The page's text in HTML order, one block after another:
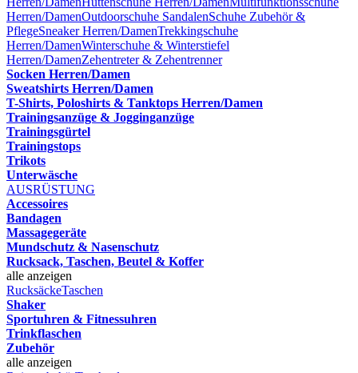
Herren/DamenOutdoorschuhe SandalenSchuhe Zubehör &
PflegeSneaker Herren/DamenTrekkingschuhe
Herren/DamenWinterschuhe & Winterstiefel
Herren/DamenZehentreter & Zehentrenner
Socken Herren/Damen
Sweatshirts Herren/Damen
T-Shirts, Poloshirts & Tanktops Herren/Damen
Trainingsanzüge & Jogginganzüge
Trainingsgürtel
Trainingstops
Trikots
Unterwäsche
AUSRÜSTUNG
Accessoires
Bandagen
Massagegeräte
Mundschutz & Nasenschutz
Rucksack, Taschen, Beutel & Koffer
alle anzeigen
RucksäckeTaschen
Shaker
Sportuhren & Fitnessuhren
Trinkflaschen
Zubehör
alle anzeigen